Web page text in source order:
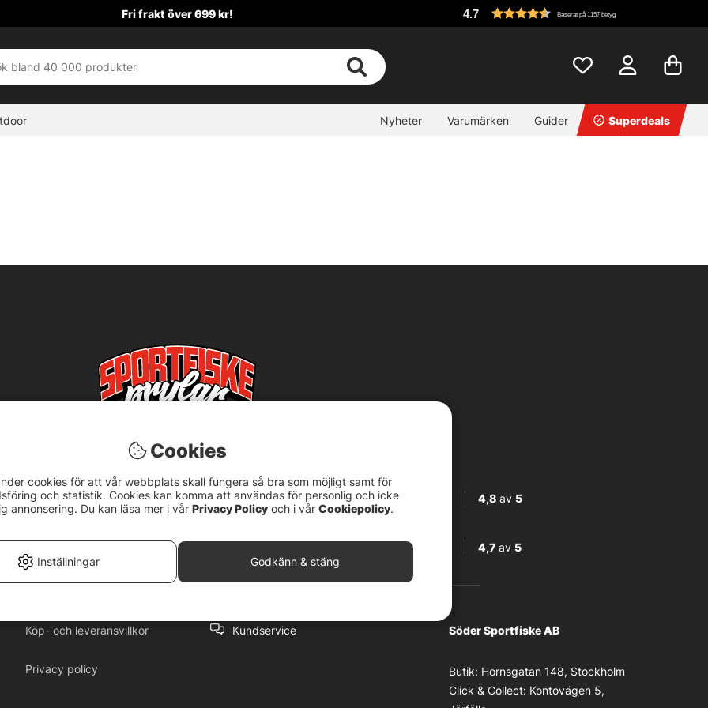
Fri frakt över 699 kr! 4.7 Baserat på 1157 betyg
Nyheter Varumärken Guider Superdeals
4,8av 5
4,7av 5
Köp- och leveransvillkor
Privacy policy
Kundservice Söder Sportfiske AB
Butik: Hornsgatan 148, Stockholm
Click & Collect: Kontovägen 5,
Cookies
cookies för att vår webbplats skall fungera så bra som möjligt samt för
och statistik. Cookies kan komma att användas för personlig och icke
annonsering. Du kan läsa mer i vår Privacy Policy och i vår Cookiepolicy.
Inställningar Godkänn & stäng